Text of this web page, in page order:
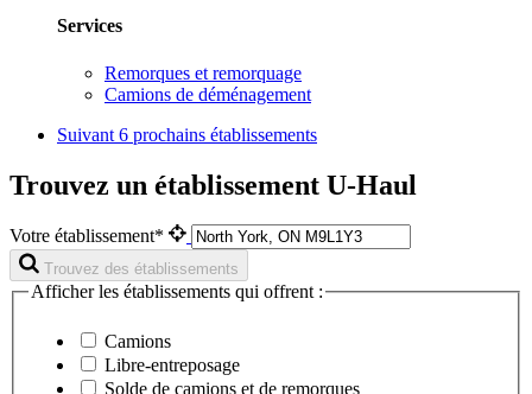
Services
Remorques et remorquage
Camions de déménagement
Suivant 6 prochains établissements
Trouvez un établissement U-Haul
Votre établissement*
Trouvez des établissements
Afficher les établissements qui offrent :
Camions
Libre-entreposage
Solde de camions et de remorques